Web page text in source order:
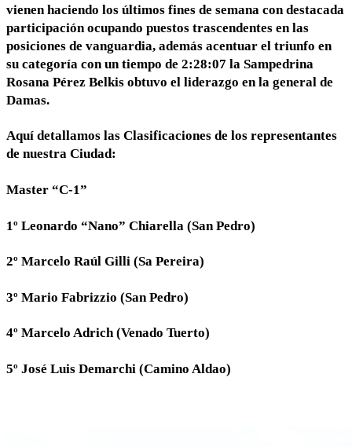
vienen haciendo los últimos fines de semana con destacada
participación ocupando puestos trascendentes en las
posiciones de vanguardia, además acentuar el triunfo en
su categoría con un tiempo de 2:28:07 la Sampedrina
Rosana Pérez Belkis obtuvo el liderazgo en la general de
Damas.
Aquí detallamos las Clasificaciones de los representantes
de nuestra Ciudad:
Master “C-1”
1º Leonardo “Nano” Chiarella (San Pedro)
2º Marcelo Raúl Gilli (Sa Pereira)
3º Mario Fabrizzio (San Pedro)
4º Marcelo Adrich (Venado Tuerto)
5º José Luis Demarchi (Camino Aldao)